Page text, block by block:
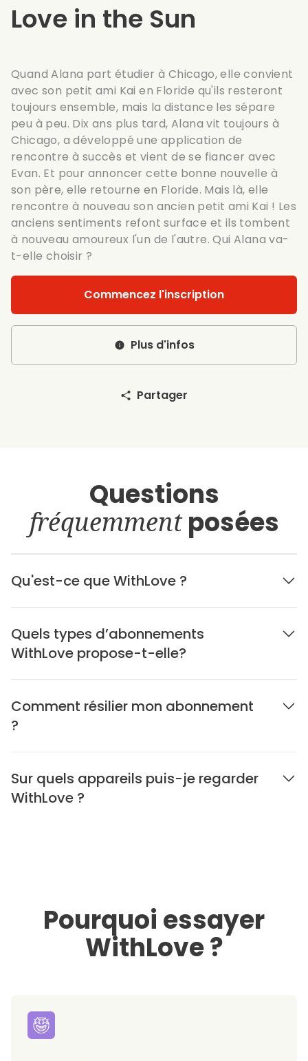
Love in the Sun
Quand Alana part étudier à Chicago, elle convient
avec son petit ami Kai en Floride qu'ils resteront
toujours ensemble, mais la distance les sépare
peu à peu. Dix ans plus tard, Alana vit toujours à
Chicago, a développé une application de
rencontre à succès et vient de se fiancer avec
Evan. Et pour annoncer cette bonne nouvelle à
son père, elle retourne en Floride. Mais là, elle
rencontre à nouveau son ancien petit ami Kai ! Les
anciens sentiments refont surface et ils tombent
à nouveau amoureux l'un de l'autre. Qui Alana va-
t-elle choisir ?
Commencez l'inscription
Plus d'infos
Partager
Questions
fréquemmentposées
Qu'est-ce que WithLove ?
Quels types d’abonnements
WithLove propose-t-elle?
Comment résilier mon abonnement
?
Sur quels appareils puis-je regarder
WithLove ?
Pourquoi essayer
WithLove ?